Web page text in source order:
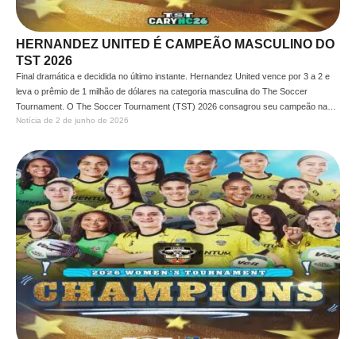
HERNANDEZ UNITED É CAMPEÃO MASCULINO DO
TST 2026
Final dramática e decidida no último instante. Hernandez United vence por 3 a 2 e
leva o prêmio de 1 milhão de dólares na categoria masculina do The Soccer
Tournament. O The Soccer Tournament (TST) 2026 consagrou seu campeão na
categoria masculina. O Hernandez United sagrou-se campeão após uma
Notícia de 2 de junho de 2026